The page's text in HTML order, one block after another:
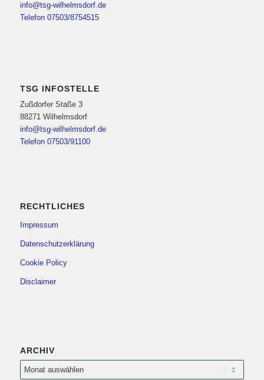
info@tsg-wilhelmsdorf.de
Telefon 07503/8754515
TSG INFOSTELLE
Zußdorfer Staße 3
88271 Wilhelmsdorf
info@tsg-wilhelmsdorf.de
Telefon 07503/91100
RECHTLICHES
Impressum
Datenschutzerklärung
Cookie Policy
Disclaimer
ARCHIV